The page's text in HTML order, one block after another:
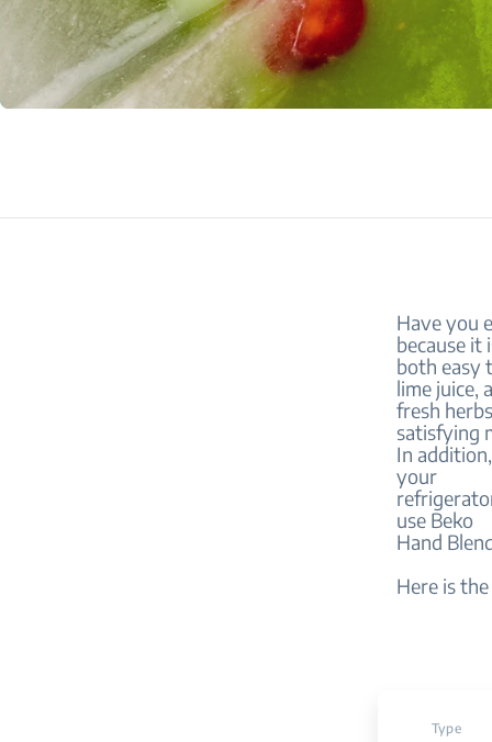
Have you
because it
both easy
lime juice,
fresh
satisfying
In
your
use Beko
Hand
Here is
Type